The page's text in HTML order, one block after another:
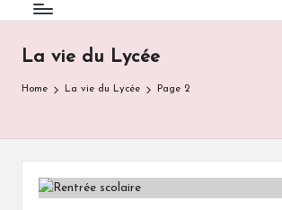
La vie du Lycée
Home La vie du Lycée Page 2